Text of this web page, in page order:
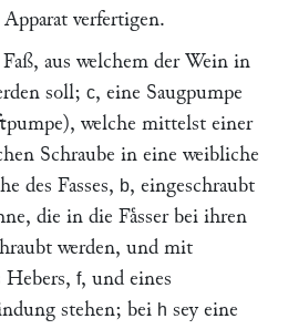
verfertigen.
Faß, aus welchem der Wein in
soll; c, eine Saugpumpe
welche mittelst einer
Schraube in eine weibliche
des Fasses, b, eingeschraubt
die in die Faͤsser bei ihren
werden, und mit
Hebers, f, und eines
stehen; bei h sey eine